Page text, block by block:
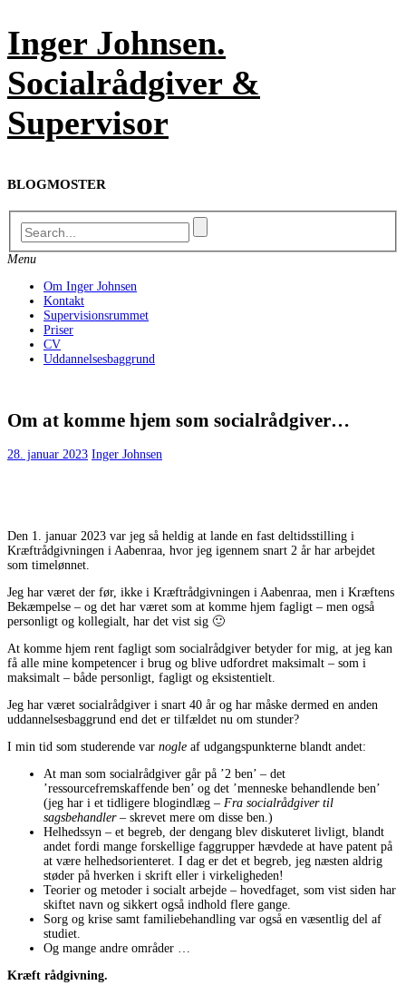
Skip
content
Inger Johnsen.
Socialrådgiver &
Supervisor
BLOGMOSTER
Menu
Om Inger Johnsen
Kontakt
Supervisionsrummet
Priser
CV
Uddannelsesbaggrund
Om at komme hjem som socialrådgiver…
28. januar 2023 Inger Johnsen
Den 1. januar 2023 var jeg så heldig at lande en fast deltidsstilling i
Kræftrådgivningen i Aabenraa, hvor jeg igennem snart 2 år har arbejdet
som timelønnet.
Jeg har været der før, ikke i Kræftrådgivningen i Aabenraa, men i Kræftens
Bekæmpelse – og det har været som at komme hjem fagligt – men også
personligt og kollegialt, har det vist sig 🙂
At komme hjem rent fagligt som socialrådgiver betyder for mig, at jeg kan
få alle mine kompetencer i brug og blive udfordret maksimalt – som i
maksimalt – både personligt, fagligt og eksistentielt.
Jeg har været socialrådgiver i snart 40 år og har måske dermed en anden
uddannelsesbaggrund end det er tilfældet nu om stunder?
I min tid som studerende var nogle af udgangspunkterne blandt andet:
At man som socialrådgiver går på ’2 ben’ – det
’ressourcefremskaffende ben’ og det ’menneske behandlende ben’
(jeg har i et tidligere blogindlæg – Fra socialrådgiver til
sagsbehandler– skrevet mere om disse ben.)
Helhedssyn – et begreb, der dengang blev diskuteret livligt, blandt
andet fordi mange forskellige faggrupper hævdede at have patent på
at være helhedsorienteret. I dag er det et begreb, jeg næsten aldrig
støder på hverken i skrift eller i virkeligheden!
Teorier og metoder i socialt arbejde – hovedfaget, som vist siden har
skiftet navn og sikkert også indhold flere gange.
Sorg og krise samt familiebehandling var også en væsentlig del af
studiet.
Og mange andre områder …
Kræft rådgivning.